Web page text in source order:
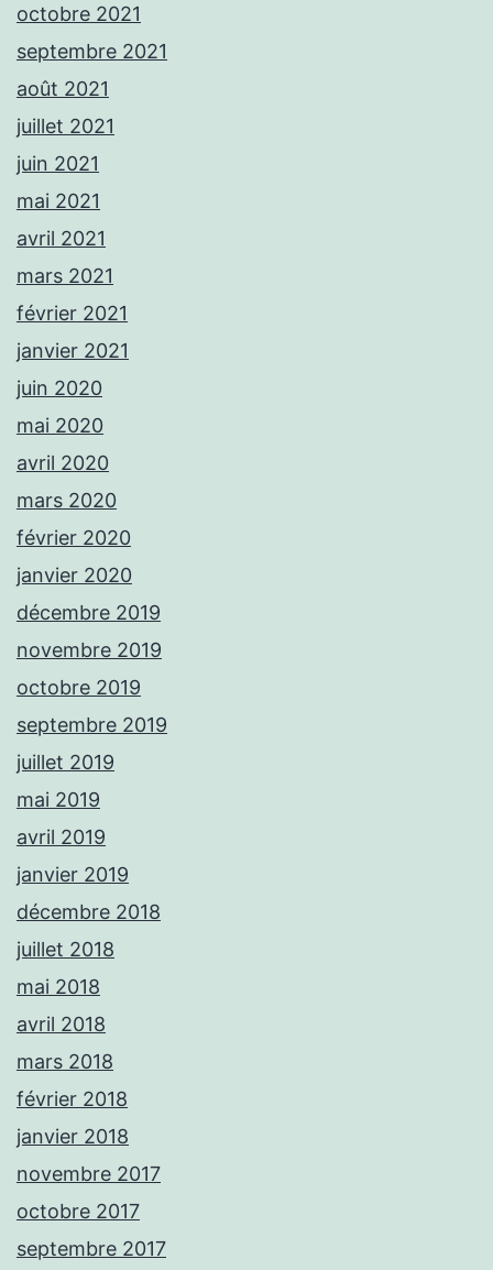
octobre 2021
septembre 2021
août 2021
juillet 2021
juin 2021
mai 2021
avril 2021
mars 2021
février 2021
janvier 2021
juin 2020
mai 2020
avril 2020
mars 2020
février 2020
janvier 2020
décembre 2019
novembre 2019
octobre 2019
septembre 2019
juillet 2019
mai 2019
avril 2019
janvier 2019
décembre 2018
juillet 2018
mai 2018
avril 2018
mars 2018
février 2018
janvier 2018
novembre 2017
octobre 2017
septembre 2017